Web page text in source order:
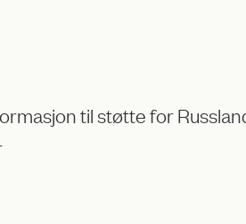
til støtte for